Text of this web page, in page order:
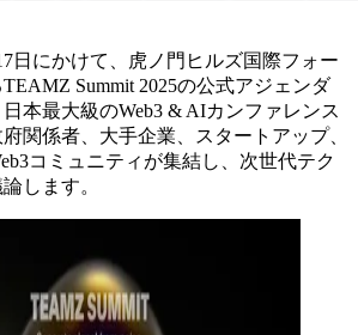
日にかけて、虎ノ門ヒルズ国際フォー
Summit 2025の公式アジェンダ
本最大級のWeb3 & AIカンファレンス
関係者、大手企業、スタートアップ、
コミュニティが集結し、次世代テク
します。